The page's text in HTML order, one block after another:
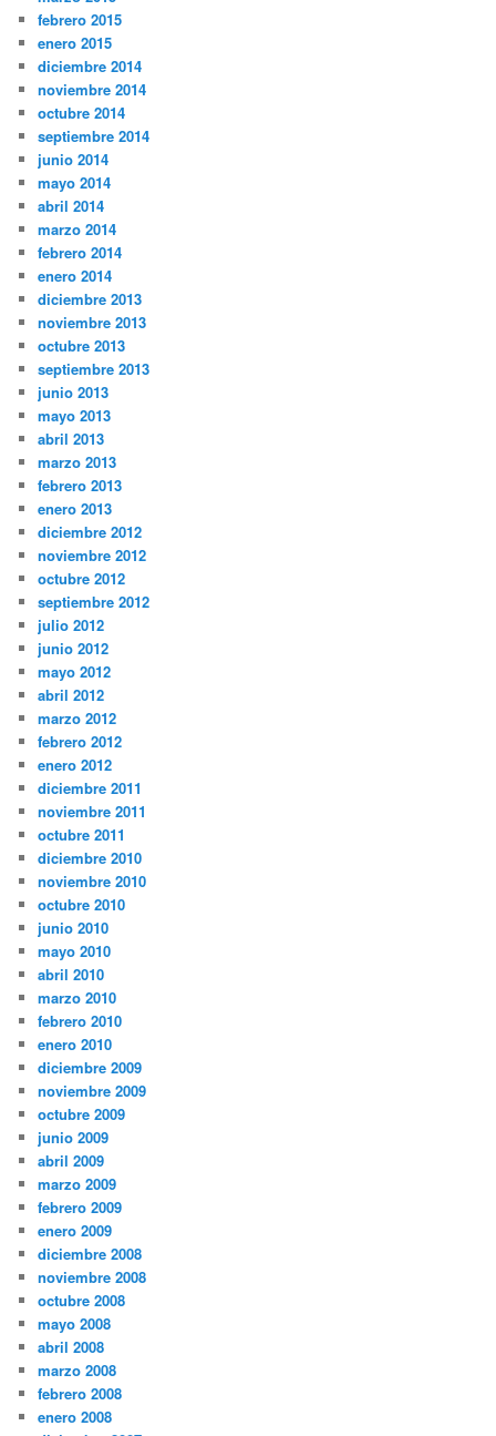
febrero 2015
enero 2015
diciembre 2014
noviembre 2014
octubre 2014
septiembre 2014
junio 2014
mayo 2014
abril 2014
marzo 2014
febrero 2014
enero 2014
diciembre 2013
noviembre 2013
octubre 2013
septiembre 2013
junio 2013
mayo 2013
abril 2013
marzo 2013
febrero 2013
enero 2013
diciembre 2012
noviembre 2012
octubre 2012
septiembre 2012
julio 2012
junio 2012
mayo 2012
abril 2012
marzo 2012
febrero 2012
enero 2012
diciembre 2011
noviembre 2011
octubre 2011
diciembre 2010
noviembre 2010
octubre 2010
junio 2010
mayo 2010
abril 2010
marzo 2010
febrero 2010
enero 2010
diciembre 2009
noviembre 2009
octubre 2009
junio 2009
abril 2009
marzo 2009
febrero 2009
enero 2009
diciembre 2008
noviembre 2008
octubre 2008
mayo 2008
abril 2008
marzo 2008
febrero 2008
enero 2008